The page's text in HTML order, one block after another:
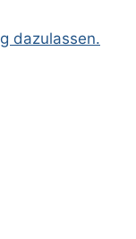
dazulassen.